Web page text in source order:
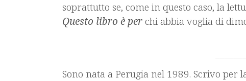
soprattutto se, come in questo caso, la
Questo libro è perchi abbia voglia di
Sono nata a Perugia nel 1989. Scrivo